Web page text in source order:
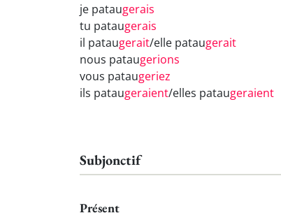
je pataugerais
tu pataugerais
il pataugerait/elle pataugerait
nous pataugerions
vous pataugeriez
ils pataugeraient/elles pataugeraient
Subjonctif
Présent